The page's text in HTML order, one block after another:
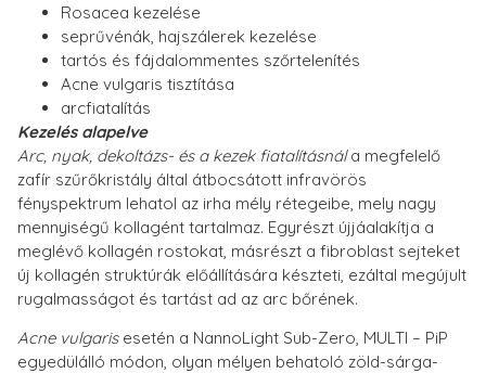
Rosacea kezelése
seprűvénák, hajszálerek kezelése
tartós és fájdalommentes szőrtelenítés
Acne vulgaris tisztítása
arcfiatalítás
Kezelés alapelve
Arc, nyak, dekoltázs- és a kezek fiatalításnála megfelelő
zafír szűrőkristály által átbocsátott infravörös
fényspektrum lehatol az irha mély rétegeibe, mely nagy
mennyiségű kollagént tartalmaz. Egyrészt újjáalakítja a
meglévő kollagén rostokat, másrészt a fibroblast sejteket
új kollagén struktúrák előállítására készteti, ezáltal megújult
rugalmasságot és tartást ad az arc bőrének.
Acne vulgarisesetén a NannoLight Sub-Zero, MULTI – PiP
egyedülálló módon, olyan mélyen behatoló zöld-sárga-